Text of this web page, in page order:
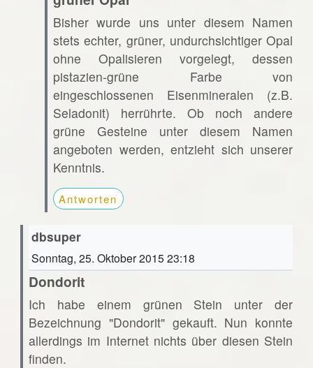
Bisher wurde uns unter diesem Namen
stets echter, grüner, undurchsichtiger Opal
ohne Opalisieren vorgelegt, dessen
pistazien-grüne Farbe von
eingeschlossenen Eisenmineralen (z.B.
Seladonit) herrührte. Ob noch andere
grüne Gesteine unter diesem Namen
angeboten werden, entzieht sich unserer
Kenntnis.
Antworten
dbsuper
Sonntag, 25. Oktober 2015 23:18
Dondorit
Ich habe einem grünen Stein unter der
Bezeichnung "Dondorit" gekauft. Nun konnte
allerdings im Internet nichts über diesen Stein
finden.